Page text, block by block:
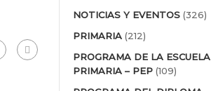
NOTICIAS Y EVENTOS (326)
PRIMARIA (212)
PROGRAMA DE LA ESCUELA
PRIMARIA – PEP (109)